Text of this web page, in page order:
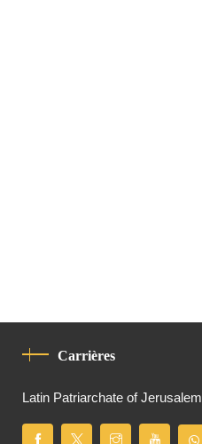
Carrières
Latin Patriarchate of Jerusalem